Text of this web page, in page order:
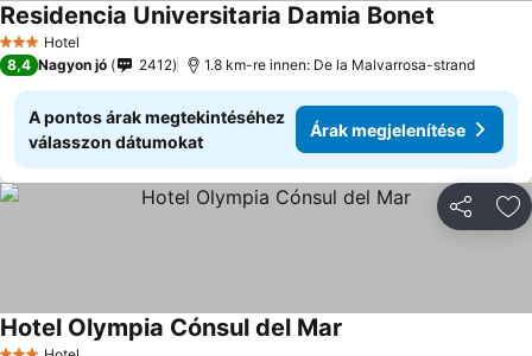
3 Kategória
Hotel
Residencia Universitaria Damia Bonet
8,4 Nagyon jó 2412 1.8 km-re innen: De la Malvarrosa-strand
A pontos árak megtekintéséhez
válasszon dátumokat
Árak megjelenítése
Hotel Olympia Cónsul del Mar